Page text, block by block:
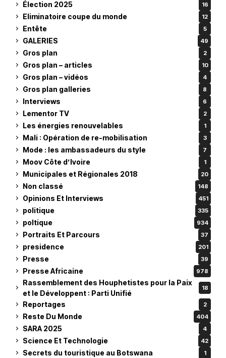
Élection 2025 16
Eliminatoire coupe du monde 12
Entête 5
GALERIES 49
Gros plan 2
Gros plan – articles 10
Gros plan – vidéos 4
Gros plan galleries 8
Interviews 6
Lementor TV 2
Les énergies renouvelables 1
Mali : Opération de re-mobilisation 3
Mode : les ambassadeurs du style 7
Moov Côte d’Ivoire 1
Municipales et Régionales 2018 20
Non classé 148
Opinions Et Interviews 451
politique 335
poltique 934
Portraits Et Parcours 37
presidence 201
Presse 39
Presse Africaine 978
Rassemblement des Houphetistes pour la Paix
et le Développent : Parti Unifié
18
Reportages 2
Reste Du Monde 404
SARA 2025 4
Science Et Technologie 42
Secrets du touristique au Botswana 1